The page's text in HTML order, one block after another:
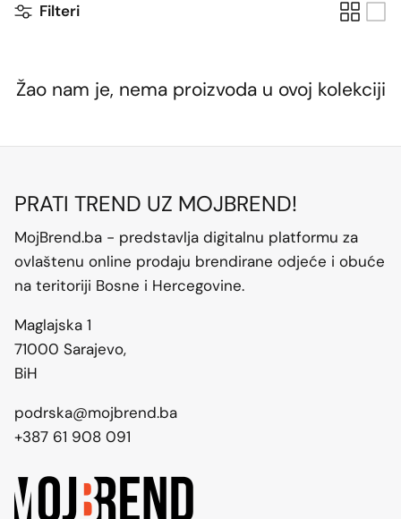
Filteri
Žao nam je, nema proizvoda u ovoj kolekciji
PRATI TREND UZ MOJBREND!
MojBrend.ba - predstavlja digitalnu platformu za
ovlaštenu online prodaju brendirane odjeće i obuće
na teritoriji Bosne i Hercegovine.
Maglajska 1
71000 Sarajevo,
BiH
podrska@mojbrend.ba
+387 61 908 091